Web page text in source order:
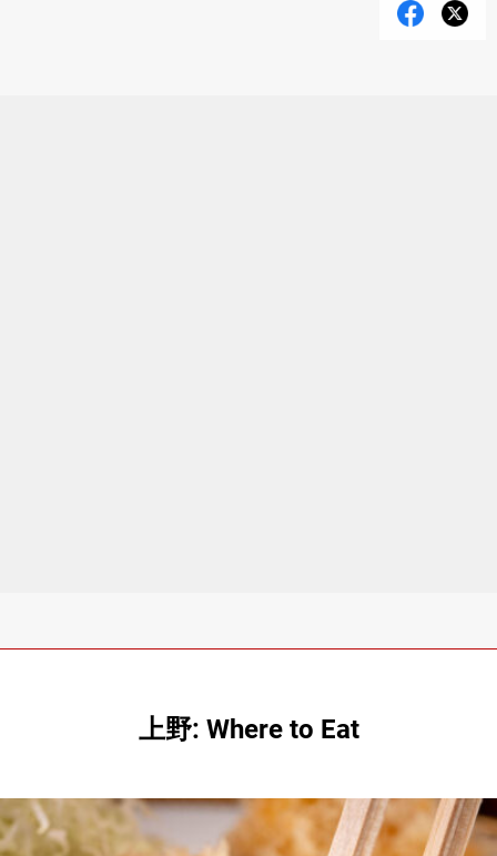
上野: Where to Eat